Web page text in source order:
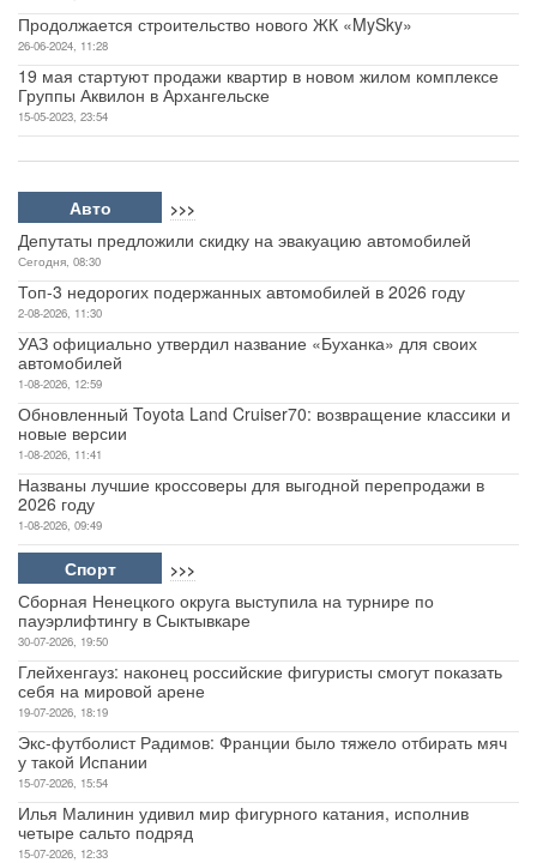
Продолжается строительство нового ЖК «MySky»
26-06-2024, 11:28
19 мая стартуют продажи квартир в новом жилом комплексе
Группы Аквилон в Архангельске
15-05-2023, 23:54
Авто >>>
Депутаты предложили скидку на эвакуацию автомобилей
Сегодня, 08:30
Топ-3 недорогих подержанных автомобилей в 2026 году
2-08-2026, 11:30
УАЗ официально утвердил название «Буханка» для своих
автомобилей
1-08-2026, 12:59
Обновленный Toyota Land Cruiser70: возвращение классики и
новые версии
1-08-2026, 11:41
Названы лучшие кроссоверы для выгодной перепродажи в
2026 году
1-08-2026, 09:49
Спорт >>>
Сборная Ненецкого округа выступила на турнире по
пауэрлифтингу в Сыктывкаре
30-07-2026, 19:50
Глейхенгауз: наконец российские фигуристы смогут показать
себя на мировой арене
19-07-2026, 18:19
Экс-футболист Радимов: Франции было тяжело отбирать мяч
у такой Испании
15-07-2026, 15:54
Илья Малинин удивил мир фигурного катания, исполнив
четыре сальто подряд
15-07-2026, 12:33